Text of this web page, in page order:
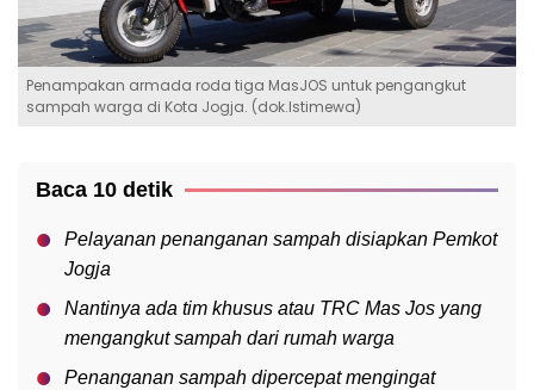
Penampakan armada roda tiga MasJOS untuk pengangkut
sampah warga di Kota Jogja. (dok.Istimewa)
Baca 10 detik
Pelayanan penanganan sampah disiapkan Pemkot
Jogja
Nantinya ada tim khusus atau TRC Mas Jos yang
mengangkut sampah dari rumah warga
Penanganan sampah dipercepat mengingat